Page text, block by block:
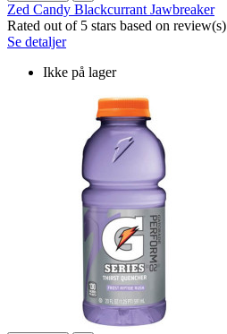
Zed Candy Blackcurrant Jawbreaker
Rated out of 5 stars based on review(s)
Se detaljer
Ikke på lager